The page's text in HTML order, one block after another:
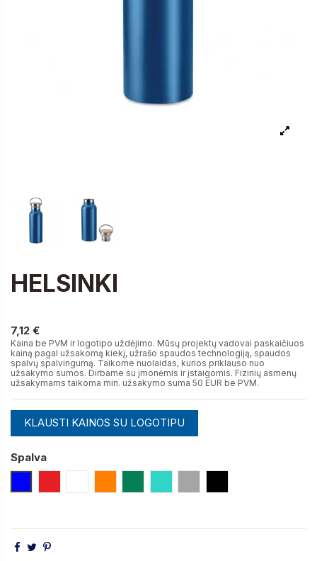
HELSINKI
7,12 €
Kaina be PVM ir logotipo uždėjimo. Mūsų projektų vadovai paskaičiuos
kainą pagal užsakomą kiekį, užrašo spaudos technologiją, spaudos
spalvų spalvingumą. Taikome nuolaidas, kurios priklauso nuo
užsakymo sumos. Dirbame su įmonėmis ir įstaigomis. Fizinių asmenų
užsakymams taikoma min. užsakymo suma 50 EUR be PVM.
KLAUSTI KAINOS SU LOGOTIPU
Spalva